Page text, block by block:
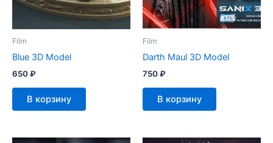
Film
Blue 3D Model
650₽
В корзину
Film
Darth Maul 3D Model
750₽
В корзину